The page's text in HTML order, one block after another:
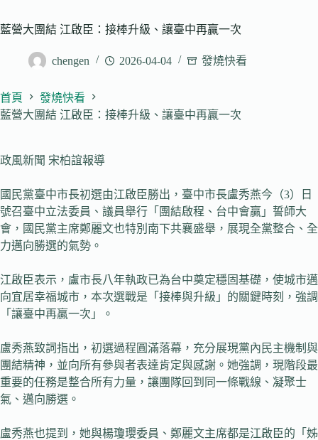
藍營大團結 江啟臣：接棒升級、讓臺中再贏一次
chengen 2026-04-04 發燒快看
首頁
發燒快看
藍營大團結 江啟臣：接棒升級、讓臺中再贏一次
政風新聞 宋柏誼報導
國民黨臺中市長初選由江啟臣勝出，臺中市長盧秀燕今（3）日
號召臺中立法委員、議員舉行「團結啟程、台中會贏」誓師大
會，國民黨主席鄭麗文也特別南下共襄盛舉，展現全黨整合、全
力邁向勝選的氣勢。
江啟臣表示，盧市長八年執政已為台中奠定穩固基礎，使城市邁
向宜居幸福城市，本次選戰是「接棒與升級」的關鍵時刻，強調
「讓臺中再贏一次」。
盧秀燕致詞指出，初選過程圓滿落幕，充分展現黨內民主機制與
團結精神，並向所有參與者表達肯定與感謝。她強調，現階段最
重要的任務是整合所有力量，讓團隊回到同一條戰線、凝聚士
氣、邁向勝選。
盧秀燕也提到，她與楊瓊瓔委員、鄭麗文主席都是江啟臣的「姊